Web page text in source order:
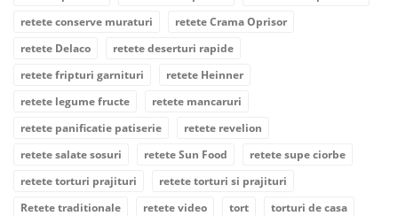
retete conserve muraturi
retete Crama Oprisor
retete Delaco
retete deserturi rapide
retete fripturi garnituri
retete Heinner
retete legume fructe
retete mancaruri
retete panificatie patiserie
retete revelion
retete salate sosuri
retete Sun Food
retete supe ciorbe
retete torturi prajituri
retete torturi si prajituri
Retete traditionale
retete video tort
torturi de casa